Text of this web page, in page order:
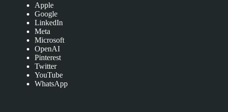
Apple
Google
LinkedIn
Meta
Microsoft
OpenAI
Pinterest
Twitter
YouTube
WhatsApp